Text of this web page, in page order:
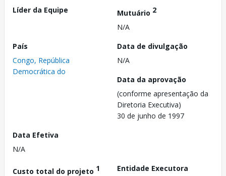
Líder da Equipe
Mutuário 2
N/A
País
Congo, República
Democrática do
Data de divulgação
N/A
Data da aprovação
(conforme apresentação da
Diretoria Executiva)
30 de junho de 1997
Data Efetiva
N/A
Custo total do projeto 1
Entidade Executora